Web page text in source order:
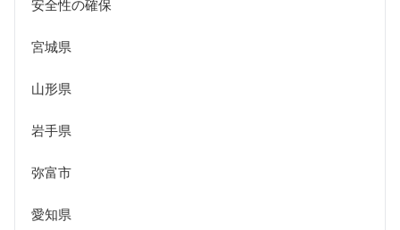
安全性の確保
宮城県
山形県
岩手県
弥富市
愛知県